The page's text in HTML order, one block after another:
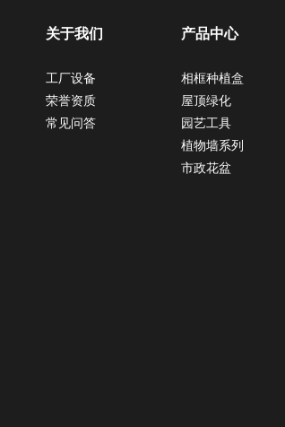
关于我们
工厂设备
荣誉资质
常见问答
产品中心
相框种植盒
屋顶绿化
园艺工具
植物墙系列
市政花盆